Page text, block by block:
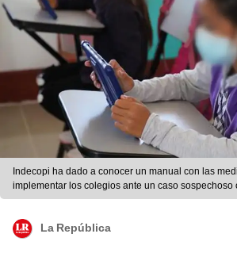
Indecopi ha dado a conocer un manual con las
implementar los colegios ante un caso sospechoso
19 en el aula. Foto: Minedu
La República